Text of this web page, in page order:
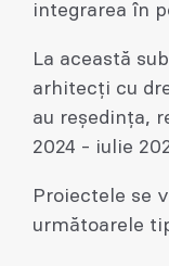
integrarea în
La această
arhitecți cu
au reședința,
2024 - iulie
Proiectele se
următoarele